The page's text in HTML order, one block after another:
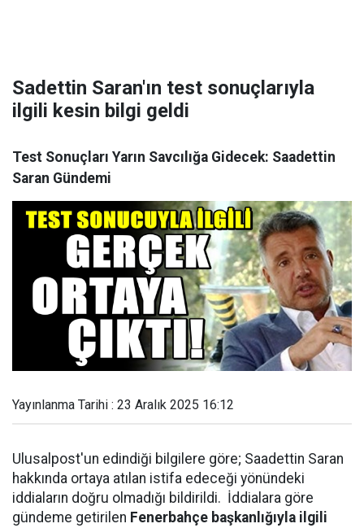
Sadettin Saran'ın test sonuçlarıyla
ilgili kesin bilgi geldi
Test Sonuçları Yarın Savcılığa Gidecek: Saadettin
Saran Gündemi
Yayınlanma Tarihi : 23 Aralık 2025 16:12
Ulusalpost'un edindiği bilgilere göre; Saadettin Saran
hakkında ortaya atılan istifa edeceği yönündeki
iddiaların doğru olmadığı bildirildi. İddialara göre
gündeme getirilen Fenerbahçe başkanlığıyla ilgili